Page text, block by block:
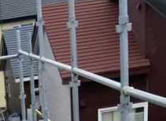
お問い合わせ
資料請求
簡単Web見積もり（無料）